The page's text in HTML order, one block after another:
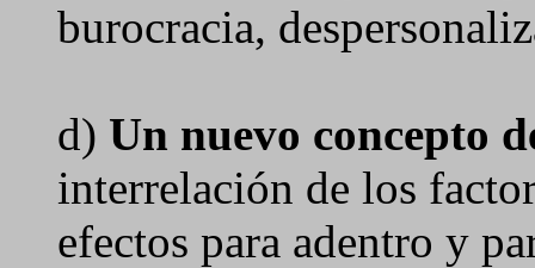
burocracia,
d) Un nuevo concepto
interrelación de los
efectos para adentro y